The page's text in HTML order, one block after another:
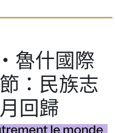
魯什國際
：民族志
回歸